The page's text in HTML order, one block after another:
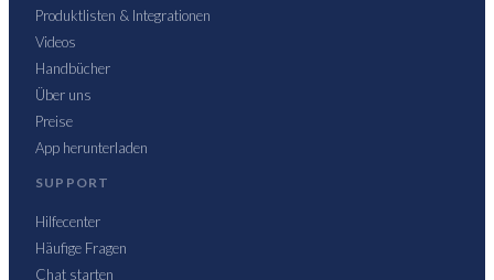
Produktlisten & Integrationen
Videos
Handbücher
Über uns
Preise
App herunterladen
SUPPORT
Hilfecenter
Häufige Fragen
Chat starten